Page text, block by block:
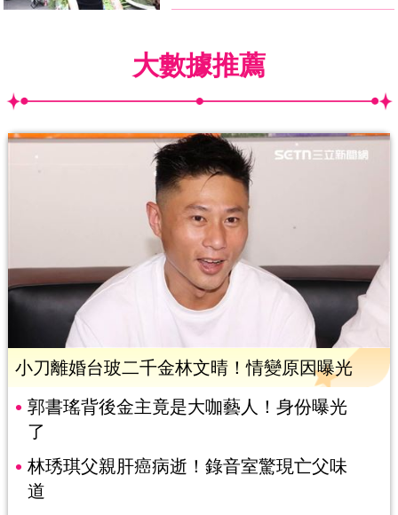
大數據推薦
小刀離婚台玻二千金林文晴！情變原因曝光
郭書瑤背後金主竟是大咖藝人！身份曝光
了
林琇琪父親肝癌病逝！錄音室驚現亡父味
道